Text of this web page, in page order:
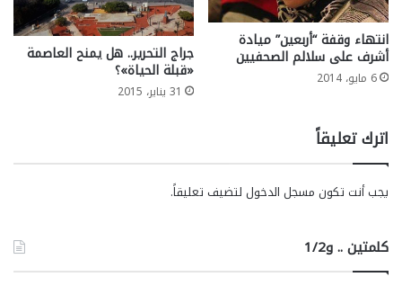
انتهاء وقفة “أربعين” ميادة
أشرف على سلالم الصحفيين
6 مايو، 2014
جراج التحرير.. هل يمنح العاصمة
«قبلة الحياة»؟
31 يناير، 2015
اترك تعليقاً
يجب أنت تكون مسجل الدخول لتضيف تعليقاً.
كلمتين .. و1/2